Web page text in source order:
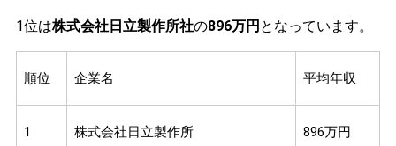
1位は株式会社日立製作所社の896万円 となっています。
順位 企業名 平均年収
1 株式会社日立製作所 896万円